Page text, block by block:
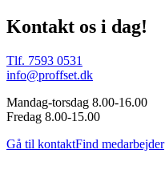
Kontakt os i dag!
Tlf. 7593 0531
info@proffset.dk
Mandag-torsdag 8.00-16.00
Fredag 8.00-15.00
Gå til kontaktFind medarbejder